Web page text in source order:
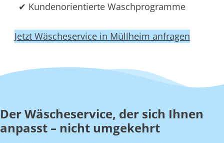
✔ Kundenorientierte Waschprogramme
Jetzt Wäscheservice in Müllheim anfragen
Der Wäscheservice, der sich Ihnen
anpasst – nicht umgekehrt